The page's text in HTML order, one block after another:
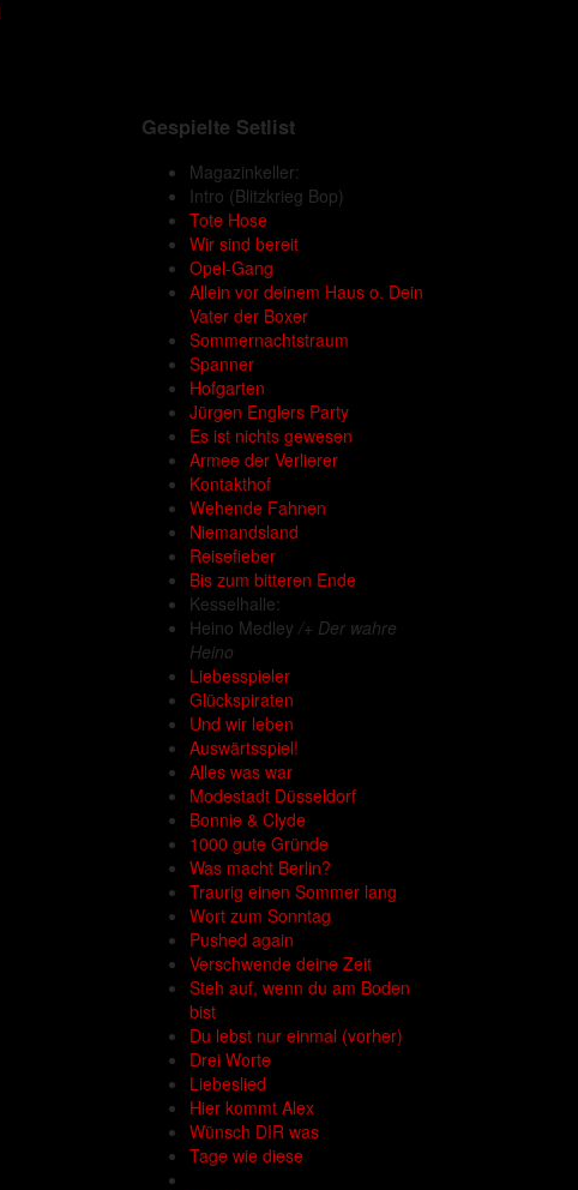
Gespielte Setlist
Magazinkeller:
Intro (Blitzkrieg Bop)
Tote Hose
Wir sind bereit
Opel-Gang
Allein vor deinem Haus o. Dein
Vater der Boxer
Sommernachtstraum
Spanner
Hofgarten
Jürgen Englers Party
Es ist nichts gewesen
Armee der Verlierer
Kontakthof
Wehende Fahnen
Niemandsland
Reisefieber
Bis zum bitteren Ende
Kesselhalle:
Heino Medley/+ Der wahre
Heino
Liebesspieler
Glückspiraten
Und wir leben
Auswärtsspiel!
Alles was war
Modestadt Düsseldorf
Bonnie & Clyde
1000 gute Gründe
Was macht Berlin?
Traurig einen Sommer lang
Wort zum Sonntag
Pushed again
Verschwende deine Zeit
Steh auf, wenn du am Boden
bist
Du lebst nur einmal (vorher)
Drei Worte
Liebeslied
Hier kommt Alex
Wünsch DIR was
Tage wie diese